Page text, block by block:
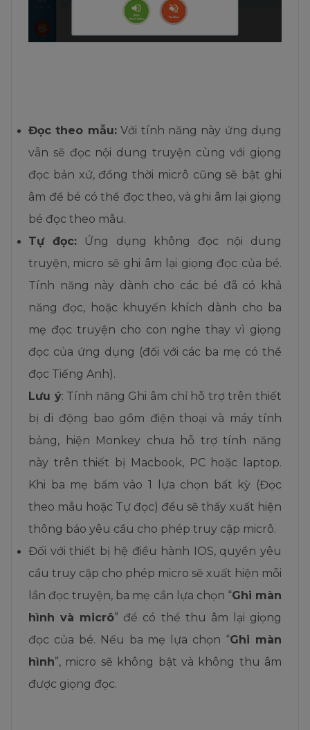
Đọc theo mẫu:Với tính năng này ứng dụng
vẫn sẽ đọc nội dung truyện cùng với giọng
đọc bản xứ, đồng thời micrô cũng sẽ bật ghi
âm để bé có thể đọc theo, và ghi âm lại giọng
bé đọc theo mẫu.
Tự đọc:Ứng dụng không đọc nội dung
truyện, micro sẽ ghi âm lại giọng đọc của bé.
Tính năng này dành cho các bé đã có khả
năng đọc, hoặc khuyến khích dành cho ba
mẹ đọc truyện cho con nghe thay vì giọng
đọc của ứng dụng (đối với các ba mẹ có thể
đọc Tiếng Anh).
Lưu ý: Tính năng Ghi âm chỉ hỗ trợ trên thiết
bị di động bao gồm điện thoại và máy tính
bảng, hiện Monkey chưa hỗ trợ tính năng
này trên thiết bị Macbook, PC hoặc laptop.
Khi ba mẹ bấm vào 1 lựa chọn bất kỳ (Đọc
theo mẫu hoặc Tự đọc) đều sẽ thấy xuất hiện
thông báo yêu cầu cho phép truy cập micrô.
Đối với thiết bị hệ điều hành IOS, quyền yêu
cầu truy cập cho phép micro sẽ xuất hiện mỗi
lần đọc truyện, ba mẹ cần lựa chọn “Ghi màn
hình và micrô” để có thể thu âm lại giọng
đọc của bé. Nếu ba mẹ lựa chọn “Ghi màn
hình”, micro sẽ không bật và không thu âm
được giọng đọc.